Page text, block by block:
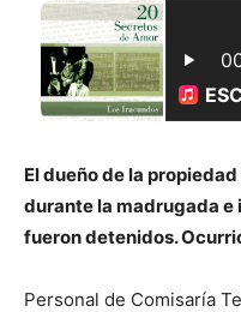
El dueño de la
durante la madrugada e
fueron detenidos.
Personal de Comisaría